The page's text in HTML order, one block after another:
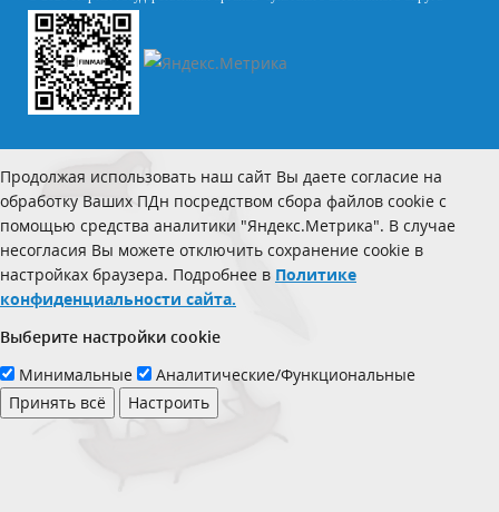
Продолжая использовать наш сайт Вы даете согласие на
обработку Ваших ПДн посредством сбора файлов cookie с
помощью средства аналитики "Яндекс.Метрика". В случае
несогласия Вы можете отключить сохранение cookie в
настройках браузера. Подробнее в Политике
конфиденциальности сайта.
Выберите настройки cookie
Минимальные
Аналитические/Функциональные
Принять всё
Настроить